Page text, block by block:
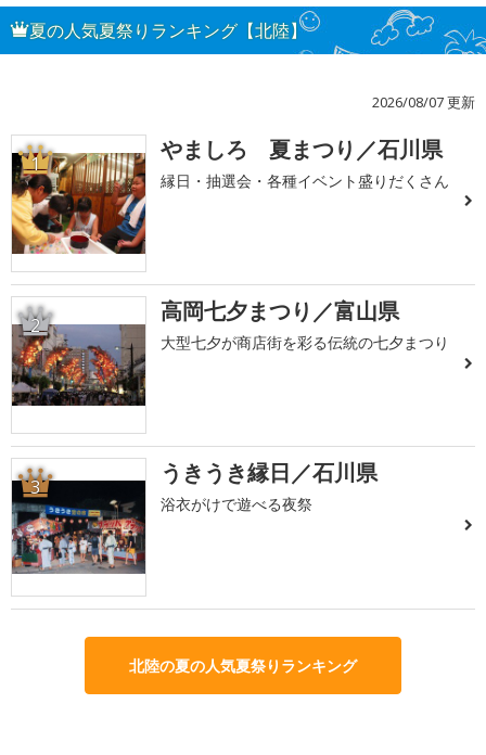
夏の人気夏祭りランキング【北陸】
2026/08/07 更新
1 やましろ 夏まつり／石川県
縁日・抽選会・各種イベント盛りだくさん
2 高岡七夕まつり／富山県
大型七夕が商店街を彩る伝統の七夕まつり
3 うきうき縁日／石川県
浴衣がけで遊べる夜祭
北陸の夏の人気夏祭りランキング